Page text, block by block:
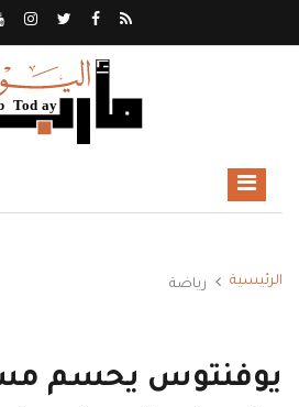
الرئيسية رياضة
يوفنتوس يحسم